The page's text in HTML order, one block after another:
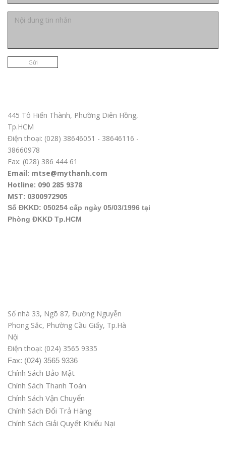
Gửi
445 Tô Hiến Thành, Phường Diên Hồng,
Tp.HCM
Điện thoại: (028) 38646051 - 38646116 -
38660978
Fax: (028) 386 444 61
Email: mtse@mythanh.com
Hotline: 090 285 9378
MST: 0300972905
Số ĐKKD: 050254 cấp ngày 05/03/1996 tại
Phòng ĐKKD Tp.HCM
Số nhà 33, Ngõ 87, Đường Nguyễn
Phong Sắc, Phường Cầu Giấy, Tp.Hà
Nội
Điện thoại: (024) 3565 9335
Fax: (024) 3565 9336
Chính Sách Bảo Mật
Chính Sách Thanh Toán
Chính Sách Vận Chuyển
Chính Sách Đổi Trả Hàng
Chính Sách Giải Quyết Khiếu Nại